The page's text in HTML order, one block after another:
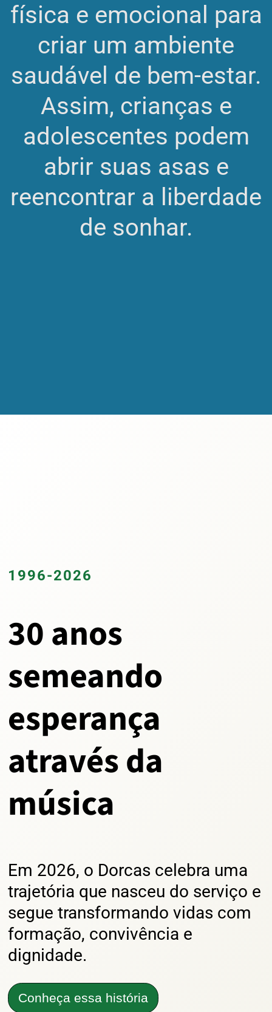
física e emocional para
criar um ambiente
saudável de bem-estar.
Assim, crianças e
adolescentes podem
abrir suas asas e
reencontrar a liberdade
de sonhar.
1996-2026
30 anos
semeando
esperança
através da
música
Em 2026, o Dorcas celebra uma
trajetória que nasceu do serviço e
segue transformando vidas com
formação, convivência e
dignidade.
Conheça essa história